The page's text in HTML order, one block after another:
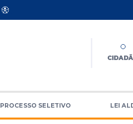
PROCESSO SELETIVO LEI